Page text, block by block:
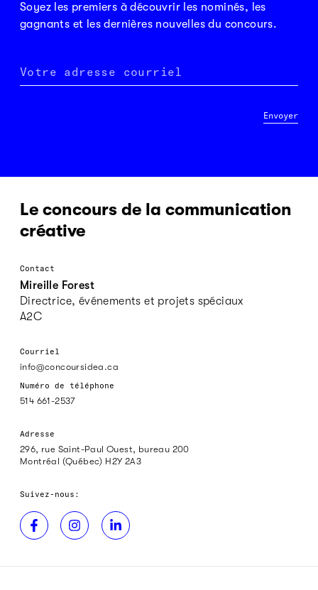
Soyez les premiers à découvrir les nominés, les
gagnants et les dernières nouvelles du concours.
Votre adresse courriel
Envoyer
Le concours de la communication
créative
Contact
Mireille Forest
Directrice, événements et projets spéciaux
A2C
Courriel
info@concoursidea.ca
Numéro de téléphone
514 661-2537
Adresse
296, rue Saint-Paul Ouest, bureau 200
Montréal (Québec) H2Y 2A3
Suivez-nous: